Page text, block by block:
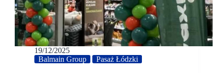
19/12/2025
Balmain Group
Pasaż Łódzki